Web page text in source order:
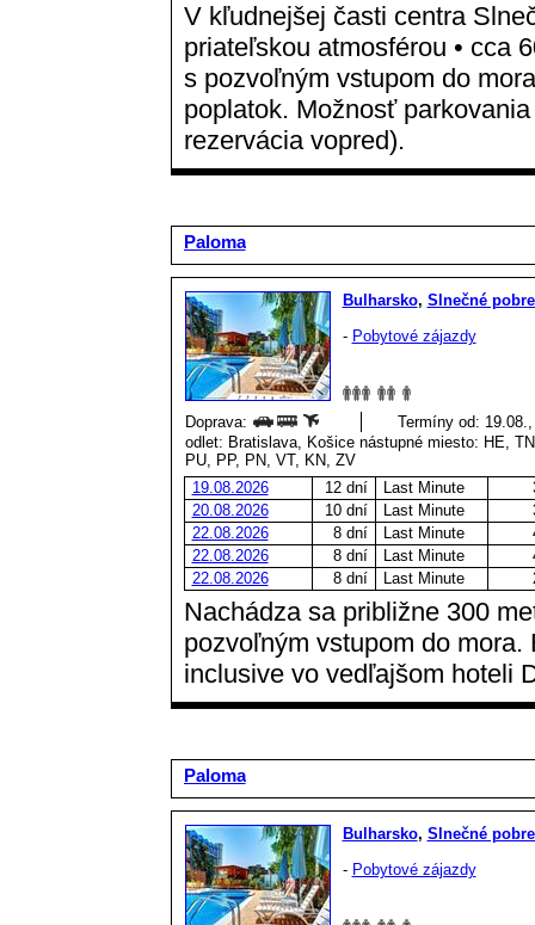
V kľudnejšej časti centra
priateľskou atmosférou • cca
s pozvoľným vstupom do
poplatok. Možnosť
rezervácia vopred).
Paloma
Bulharsko, Slnečné
- Pobytové zájazdy
Doprava:
Termíny od:
odlet: Bratislava, Košice nástupné miesto: HE,
PU, PP, PN, VT, KN, ZV
19.08.2026
12 dní Last Minute
20.08.2026
10 dní Last Minute
22.08.2026
8 dní Last Minute
22.08.2026
8 dní Last Minute
22.08.2026
8 dní Last Minute
Nachádza sa približne 300
pozvoľným vstupom do
inclusive vo vedľajšom hoteli
Paloma
Bulharsko, Slnečné
- Pobytové zájazdy